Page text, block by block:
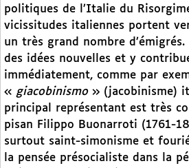
politiques de l’Italie du
vicissitudes italiennes portent
un très grand nombre
des idées nouvelles et y
immédiatement, comme par
« giacobinismo» (jacobinisme)
principal représentant est très
pisan Filippo Buonarroti (1761-
surtout saint-simonisme et
la pensée présocialiste dans la